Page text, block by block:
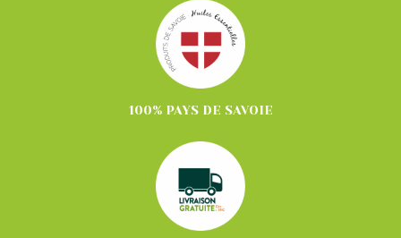
100% PAYS DE SAVOIE